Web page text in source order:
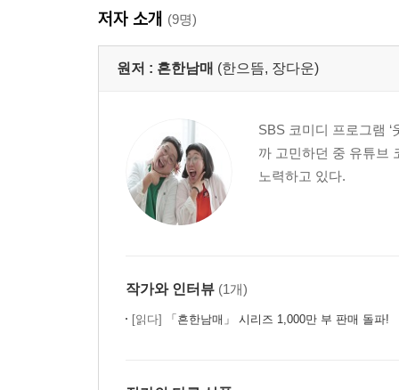
저자 소개 (9명)
원저 : 흔한남매 (한으뜸, 장다운)
SBS 코미디 프로그램
까 고민하던 중 유튜브
노력하고 있다.
작가와 인터뷰 (1개)
[읽다] 「흔한남매」 시리즈 1,000만 부 판매 돌파!